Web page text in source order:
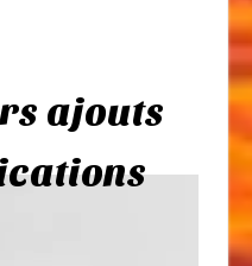
ajouts